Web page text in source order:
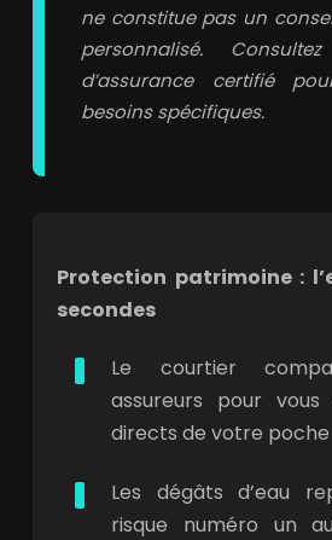
ne constitue pas un
personnalisé.
d’assurance certifié
besoins spécifiques.
Protection patrimoine :
secondes
Le courtier
assureurs pour
directs de votre poche
Les dégâts d’eau
risque numéro un